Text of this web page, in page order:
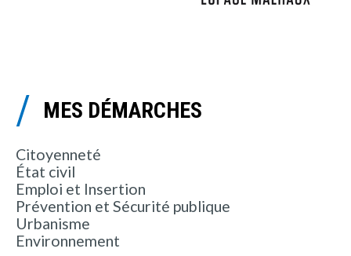
MES DÉMARCHES
Citoyenneté
État civil
Emploi et Insertion
Prévention et Sécurité publique
Urbanisme
Environnement